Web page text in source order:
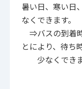
暑い日、寒い日
なくできます。
⇒バスの到着
とにより、待ち
少なくできま